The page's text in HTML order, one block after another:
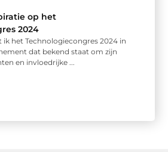
op het
2024
ik het Technologiecongres 2024 in
dat bekend staat om zijn
en invloedrijke ...